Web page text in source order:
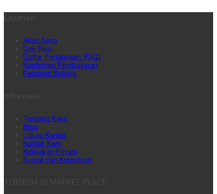
Akun Saya
Cek Resi
Daftar Pertanyaan (FAQ)
Konfirmasi Pembayaran
Panduan Belanja
Tentang Kami
Blog
Lokasi Kantor
Kontak Kami
Kebijakan Privasi
Syarat dan Ketentuan